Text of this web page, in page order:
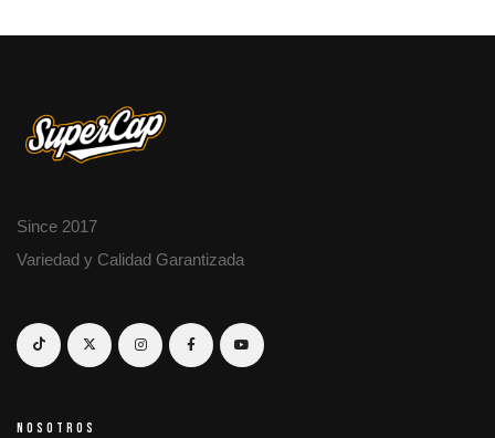
Since 2017
Variedad y Calidad Garantizada
NOSOTROS